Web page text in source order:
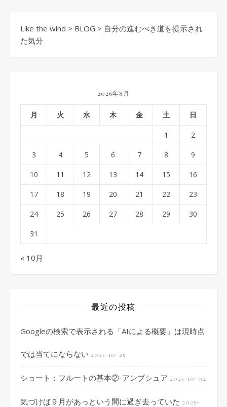
Like the wind > BLOG > 自分の進むべき道を提示され
た気分
2026年8月
月 火 水 木 金 土 日
1 2
3 4 5 6 7 8 9
10 11 12 13 14 15 16
17 18 19 20 21 22 23
24 25 26 27 28 29 30
31
« 10月
最近の投稿
Googleの検索で表示される「AIによる概要」は現時点
では当てにならない 2025-10-25
ショート：フルートの基本②-アンブシュア 2025-10-04
気づけば９月があっという間に過ぎ去っていた 2025-